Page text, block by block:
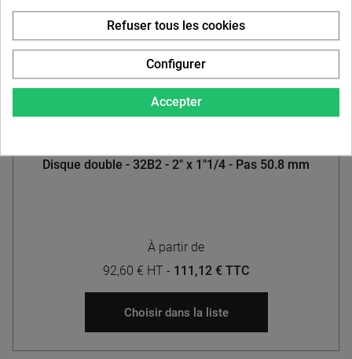
Disque double - 32B2 - 2" x 1"1/4 - Pas 50.8 mm
À partir de
92,60 € HT - 111,12 € TTC
Choisir dans la liste
Accepter
Refuser tous les cookies
Configurer